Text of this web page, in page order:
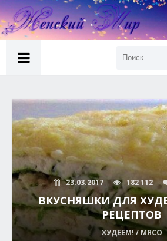
23.03.2017 182 112
ВКУСНЯШКИ ДЛЯ
РЕЦЕПТОВ
ХУДЕЕМ! / МЯСО